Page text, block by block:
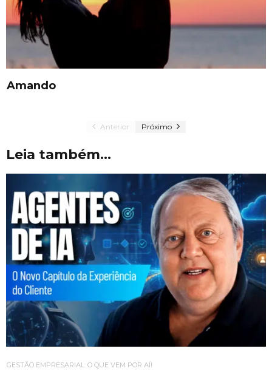
Amando
Anterior Próximo
Leia também...
GESTÃO EMPRESARIAL: O QUE VEM POR AÍ!